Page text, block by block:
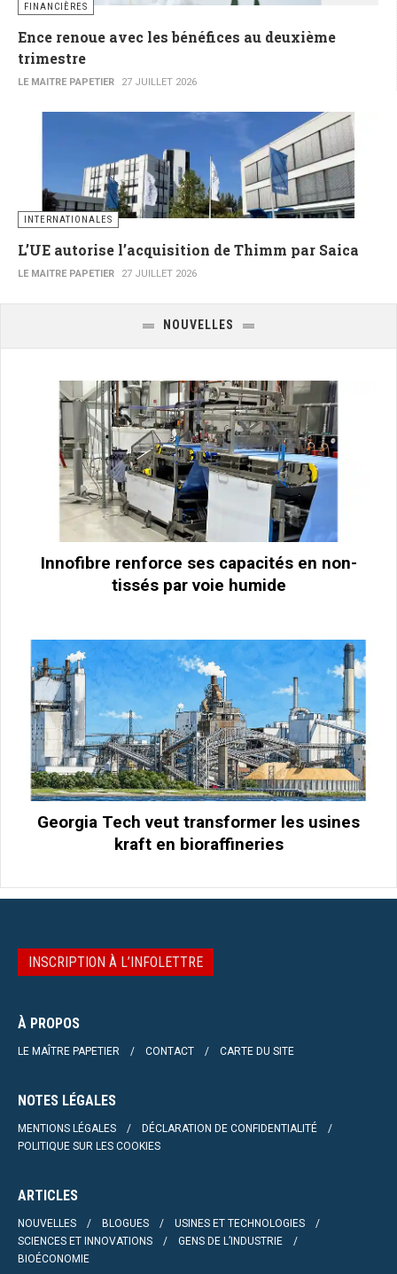
FINANCIÈRES
Ence renoue avec les bénéfices au deuxième
trimestre
LE MAITRE PAPETIER 27 JUILLET 2026
INTERNATIONALES
L’UE autorise l’acquisition de Thimm par Saica
LE MAITRE PAPETIER 27 JUILLET 2026
NOUVELLES
Innofibre renforce ses capacités en non-
tissés par voie humide
Georgia Tech veut transformer les usines
kraft en bioraffineries
INSCRIPTION À L’INFOLETTRE
À PROPOS
LE MAÎTRE PAPETIER CONTACT CARTE DU SITE
NOTES LÉGALES
MENTIONS LÉGALES
DÉCLARATION DE CONFIDENTIALITÉ
POLITIQUE SUR LES COOKIES
ARTICLES
NOUVELLES BLOGUES
USINES ET TECHNOLOGIES
SCIENCES ET INNOVATIONS
GENS DE L’INDUSTRIE
BIOÉCONOMIE